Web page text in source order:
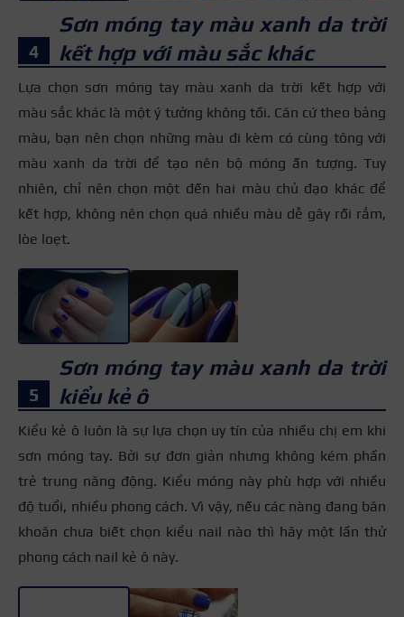
Sơn móng tay màu xanh da trời
kết hợp với màu sắc khác
Lựa chọn sơn móng tay màu xanh da trời kết hợp với
màu sắc khác là một ý tưởng không tồi. Căn cứ theo bảng
màu, bạn nên chọn những màu đi kèm có cùng tông với
màu xanh da trời để tạo nên bộ móng ấn tượng. Tuy
nhiên, chỉ nên chọn một đến hai màu chủ đạo khác để
kết hợp, không nên chọn quá nhiều màu dễ gây rối rắm,
lòe loẹt.
Sơn móng tay màu xanh da trời
kiểu kẻ ô
Kiểu kẻ ô luôn là sự lựa chọn uy tín của nhiều chị em khi
sơn móng tay. Bởi sự đơn giản nhưng không kém phần
trẻ trung năng động. Kiểu móng này phù hợp với nhiều
độ tuổi, nhiều phong cách. Vì vậy, nếu các nàng đang băn
khoăn chưa biết chọn kiểu nail nào thì hãy một lần thử
phong cách nail kẻ ô này.